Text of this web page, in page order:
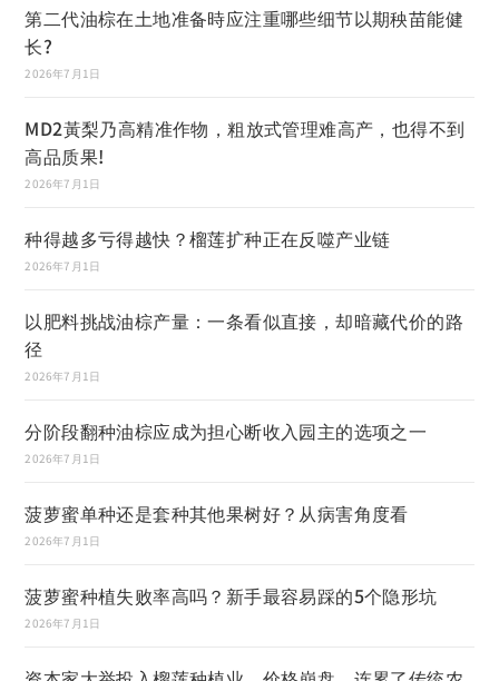
第二代油棕在土地准备時应注重哪些细节以期秧苗能健
长?
2026年7月1日
MD2黃梨乃高精准作物，粗放式管理难高产，也得不到
高品质果!
2026年7月1日
种得越多亏得越快？榴莲扩种正在反噬产业链
2026年7月1日
以肥料挑战油棕产量：一条看似直接，却暗藏代价的路
径
2026年7月1日
分阶段翻种油棕应成为担心断收入园主的选项之一
2026年7月1日
菠萝蜜单种还是套种其他果树好？从病害角度看
2026年7月1日
菠萝蜜种植失败率高吗？新手最容易踩的5个隐形坑
2026年7月1日